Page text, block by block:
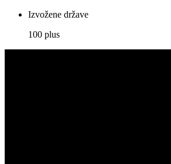
Izvožene države
100 plus